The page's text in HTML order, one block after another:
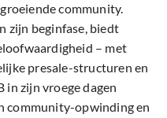
community.
zijn beginfase, biedt
– met
presale-structuren en
in zijn vroege dagen
community-opwinding en